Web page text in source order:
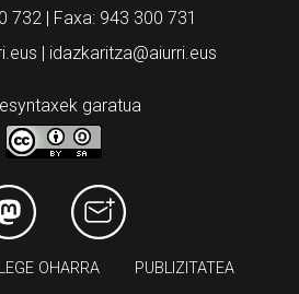
732 | Faxa: 943 300 731
| idazkaritza@aiurri.eus
garatua
LEGE OHARRA PUBLIZITATEA